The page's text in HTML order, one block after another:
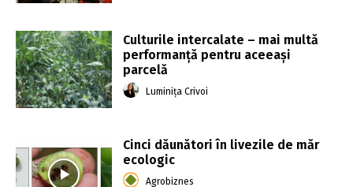
Culturile intercalate – mai multă
performanță pentru aceeași
parcelă
Luminița Crivoi
Cinci dăunători în livezile de măr
ecologic
Agrobiznes